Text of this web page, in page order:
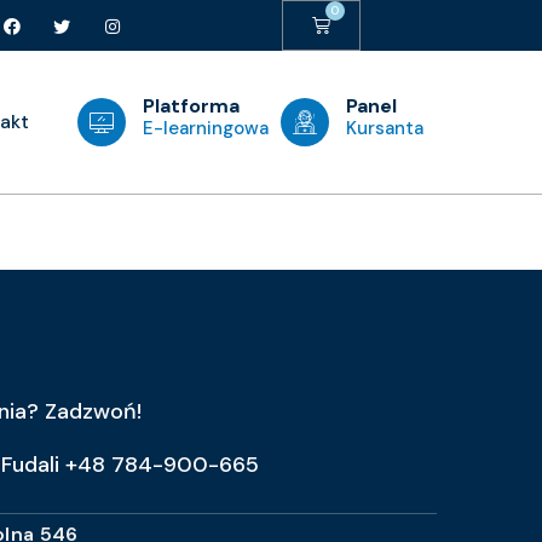
Platforma
E-learningowa
Panel
Kursanta
Zadzwoń!
+48 784-900-665
546